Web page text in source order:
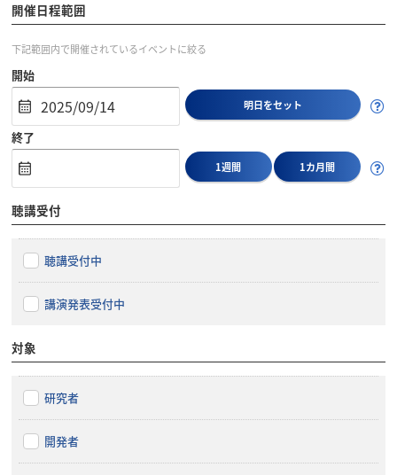
開催日程範囲
下記範囲内で開催されているイベントに絞る
開始
明日をセット
終了
1週間 1カ月間
聴講受付
聴講受付中
講演発表受付中
対象
研究者
開発者